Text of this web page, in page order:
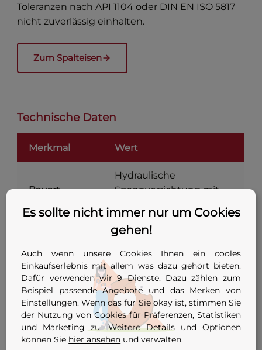
Toleranzen nach API 1104 oder DIN EN ISO 5817
nicht zuverlässig einhalten.
Zum Spalteisen
Technische Daten
Merkmal Wert
Bauart
Hydraulische
Spannvorrichtung mit
Handhebel-Pumpe
Kompatibilität
Mittelschwere
hydraulische
Rohraußenzentrierung,
DN 300 bis DN 2000
Aufnahme
Greift in 4 Klauen der
RAZ (2 pro Seite)
Es sollte nicht immer nur um Cookies
gehen!
Auch wenn unsere Cookies Ihnen ein cooles
Einkaufserlebnis mit allem was dazu gehört bieten.
Dafür verwenden wir 9 Dienste. Dazu zählen zum
Beispiel passende Angebote und das Merken von
Einstellungen. Wenn das für Sie okay ist, stimmen Sie
der Nutzung von Cookies für Präferenzen, Statistiken
und Marketing zu. Weitere Details und Optionen
können Sie hier ansehen und verwalten.